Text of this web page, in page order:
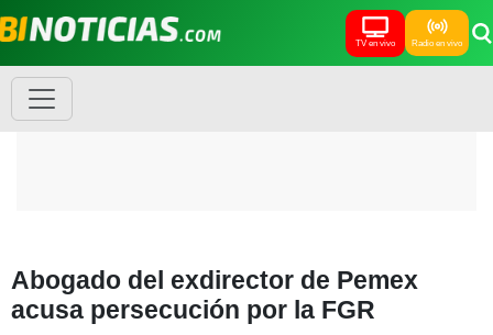
TV en vivo Radio en vivo
Abogado del exdirector de Pemex
acusa persecución por la FGR